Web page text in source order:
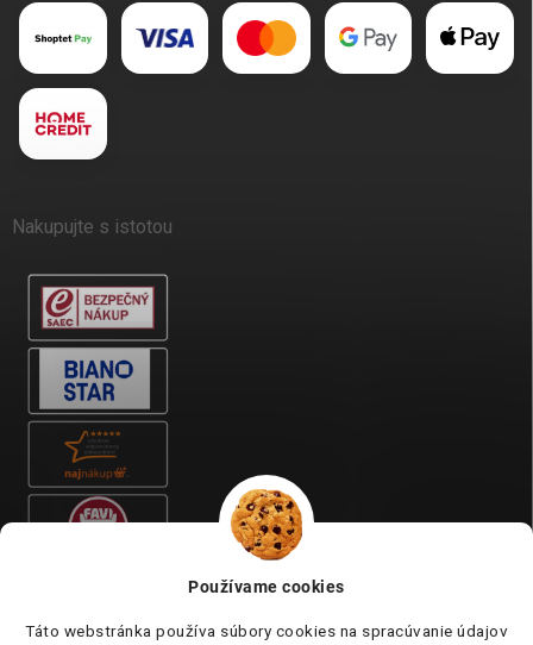
Používame cookies
Táto webstránka používa súbory cookies na spracúvanie údajov
Nakupujte s istotou